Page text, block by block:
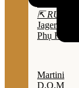
⇱ RƯỢU
Jagermeister
Phụ Kiện
Martini
D.O.M